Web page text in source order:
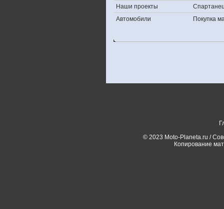
Наши проекты
Автомобили
Покупка
© 2023 Moto-Planeta.ru /
Копирование